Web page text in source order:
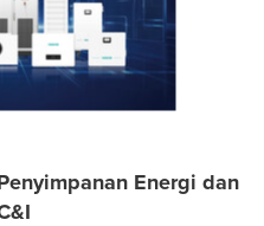
Energi dan